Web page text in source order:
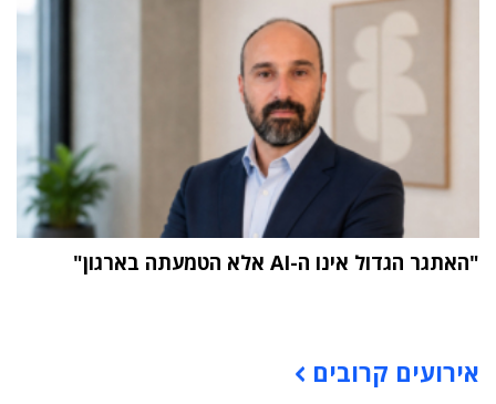
"האתגר הגדול אינו ה-AI אלא הטמעתה בארגון"
אירועים קרובים